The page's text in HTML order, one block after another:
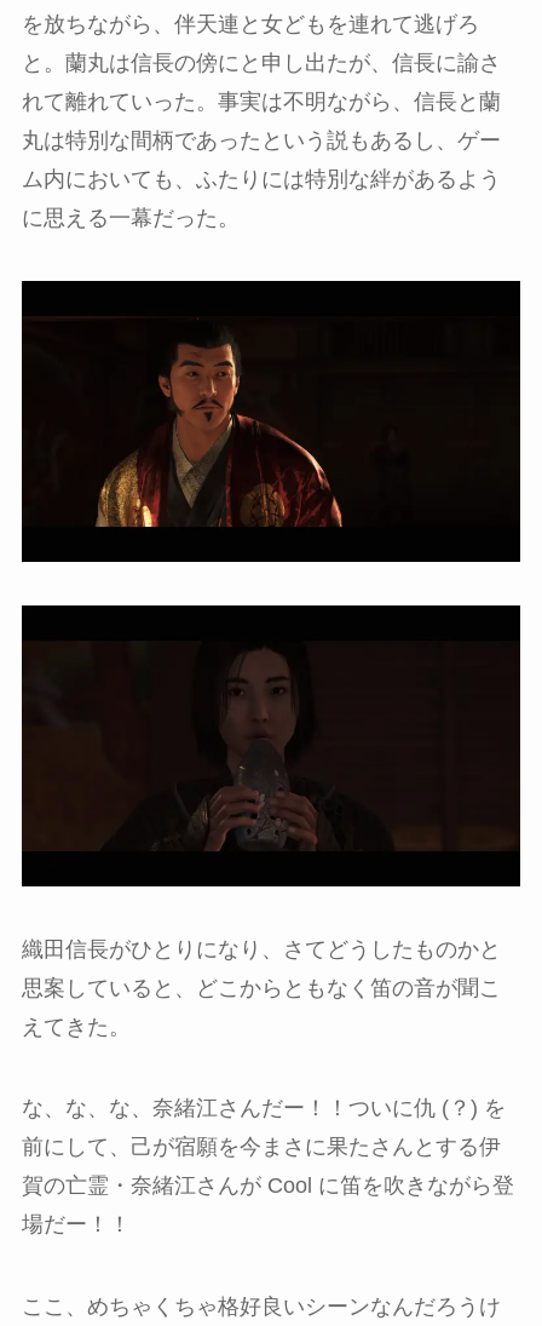
を放ちながら、伴天連と女どもを連れて逃げろ
と。蘭丸は信長の傍にと申し出たが、信長に諭さ
れて離れていった。事実は不明ながら、信長と蘭
丸は特別な間柄であったという説もあるし、ゲー
ム内においても、ふたりには特別な絆があるよう
に思える一幕だった。
織田信長がひとりになり、さてどうしたものかと
思案していると、どこからともなく笛の音が聞こ
えてきた。
な、な、な、奈緒江さんだー！！ついに仇 (？) を
前にして、己が宿願を今まさに果たさんとする伊
賀の亡霊・奈緒江さんが Cool に笛を吹きながら登
場だー！！
ここ、めちゃくちゃ格好良いシーンなんだろうけ